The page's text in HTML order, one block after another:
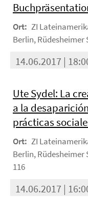
Ort: ZI
Berlin, Rüdesheimer
14.06.2017 |
Ute Sydel: La
a la
prácticas
Ort: ZI
Berlin, Rüdesheimer
116
14.06.2017 |